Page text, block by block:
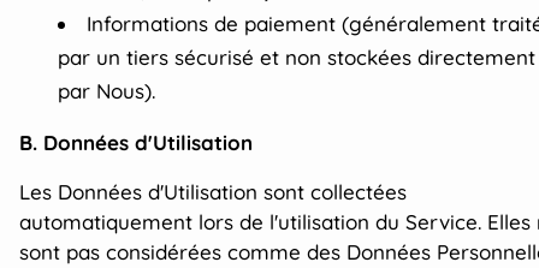
Informations de paiement (généralement
par un tiers sécurisé et non stockées directement
par Nous).
B. Données d'Utilisation
Les Données d'Utilisation sont collectées
automatiquement lors de l'utilisation du Service. Elles
sont pas considérées comme des Données